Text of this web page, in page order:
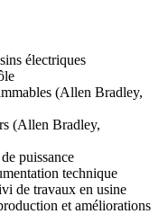
électriques
(Allen Bradley,
(Allen Bradley,
puissance
technique
de travaux en usine
et améliorations